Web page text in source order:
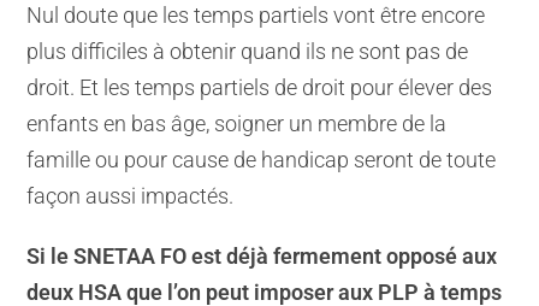
Nul doute que les temps partiels vont être encore
plus difficiles à obtenir quand ils ne sont pas de
droit. Et les temps partiels de droit pour élever des
enfants en bas âge, soigner un membre de la
famille ou pour cause de handicap seront de toute
façon aussi impactés.
Si le SNETAA FO est déjà fermement opposé aux
deux HSA que l’on peut imposer aux PLP à temps